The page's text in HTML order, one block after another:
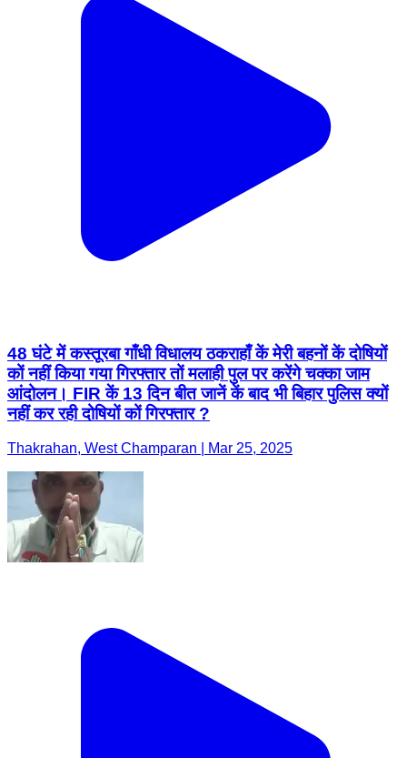
48 घंटे में कस्तूरबा गाँधी विधालय ठकराहाँ कें मेरी बहनों कें दोषियों
कों नहीं किया गया गिरफ्तार तों मलाही पुल पर करेंगे चक्का जाम
आंदोलन। FIR कें 13 दिन बीत जानें कें बाद भी बिहार पुलिस क्यों
नहीं कर रही दोषियों कों गिरफ्तार ?
Thakrahan, West Champaran | Mar 25, 2025